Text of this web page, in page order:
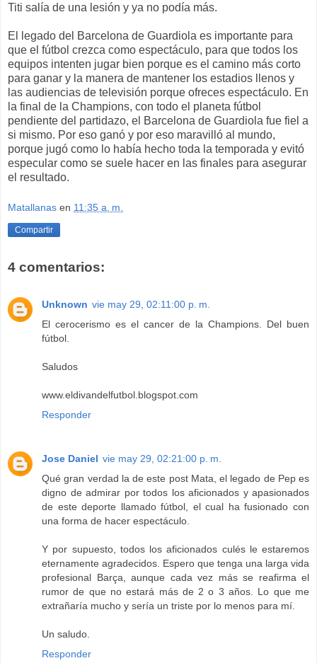
Titi salía de una lesión y ya no podía más.
El legado del Barcelona de Guardiola es importante para
que el fútbol crezca como espectáculo, para que todos los
equipos intenten jugar bien porque es el camino más corto
para ganar y la manera de mantener los estadios llenos y
las audiencias de televisión porque ofreces espectáculo. En
la final de la Champions, con todo el planeta fútbol
pendiente del partidazo, el Barcelona de Guardiola fue fiel a
si mismo. Por eso ganó y por eso maravilló al mundo,
porque jugó como lo había hecho toda la temporada y evitó
especular como se suele hacer en las finales para asegurar
el resultado.
Matallanas en 11:35 a. m.
Compartir
4 comentarios:
Unknown vie may 29, 02:11:00 p. m.
El cerocerismo es el cancer de la Champions. Del buen
fútbol.
Saludos
www.eldivandelfutbol.blogspot.com
Responder
Jose Daniel vie may 29, 02:21:00 p. m.
Qué gran verdad la de este post Mata, el legado de Pep es
digno de admirar por todos los aficionados y apasionados
de este deporte llamado fútbol, el cual ha fusionado con
una forma de hacer espectáculo.
Y por supuesto, todos los aficionados culés le estaremos
eternamente agradecidos. Espero que tenga una larga vida
profesional Barça, aunque cada vez más se reafirma el
rumor de que no estará más de 2 o 3 años. Lo que me
extrañaría mucho y sería un triste por lo menos para mí.
Un saludo.
Responder